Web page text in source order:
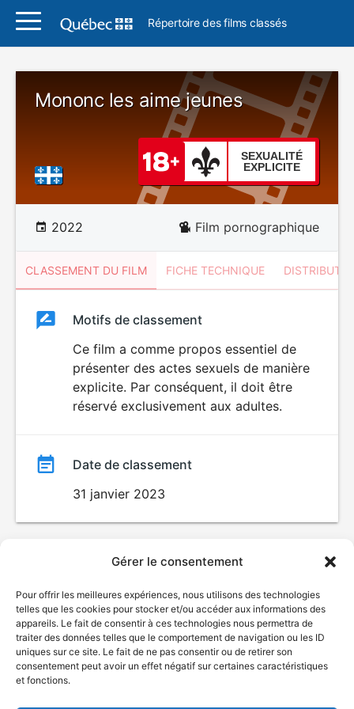
Gérer le consentement
Pour offrir les meilleures expériences, nous utilisons des technologies
telles que les cookies pour stocker et/ou accéder aux informations des
appareils. Le fait de consentir à ces technologies nous permettra de
traiter des données telles que le comportement de navigation ou les ID
uniques sur ce site. Le fait de ne pas consentir ou de retirer son
consentement peut avoir un effet négatif sur certaines caractéristiques
et fonctions.
Répertoire des films classés
Mononc les aime jeunes
SEXUALITÉ
EXPLICITE
2022 Film pornographique
CLASSEMENT DU FILM FICHE TECHNIQUE
ClassementClassement
SEXUALITÉ
EXPLICITE
Motifs de classement
Ce film a comme propos essentiel de
présenter des actes sexuels de manière
explicite. Par conséquent, il doit être
réservé exclusivement aux adultes.
Date de classement
31 janvier 2023